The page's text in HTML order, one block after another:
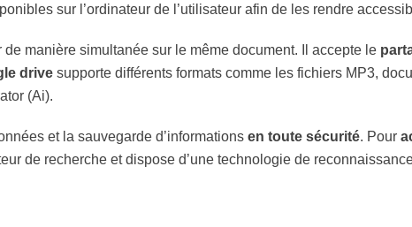
sur l’ordinateur de l’utilisateur afin de les rendre
manière simultanée sur le même document. Il accepte le
drive supporte différents formats comme les fichiers MP3,
(Ai).
et la sauvegarde d’informations en toute sécurité. Pour
de recherche et dispose d’une technologie de